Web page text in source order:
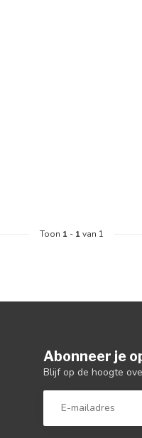
Toon 1 - 1van 1
Abonneer je
Blijf op de hoogte